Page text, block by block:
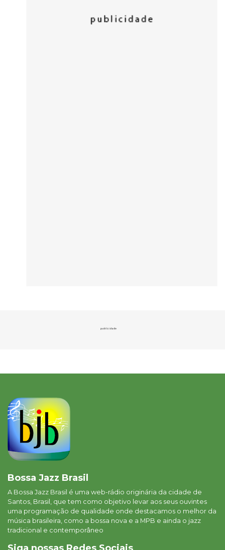
Bossa Jazz Brasil
A Bossa Jazz Brasil é uma web-rádio originária da cidade de
Santos, Brasil, que tem como objetivo levar aos seus ouvintes
uma programação de qualidade onde destacamos o melhor da
música brasileira, como a bossa nova e a MPB e ainda o jazz
tradicional e contemporâneo